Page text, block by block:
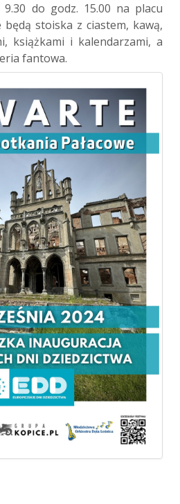
do godz. 15.00 na placu
będą stoiska z ciastem, kawą,
książkami i kalendarzami, a
fantowa.